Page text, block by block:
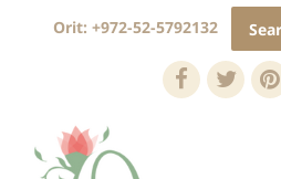
Orit: +972-52-5792132
FacebookTwitter